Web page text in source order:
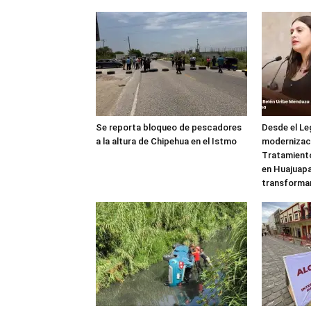
Se reporta bloqueo de pescadores
a la altura de Chipehua en el Istmo
Desde el
en